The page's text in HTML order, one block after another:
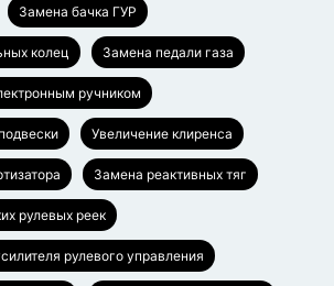
Замена бачка ГУР
колец Замена педали газа
ручником
Увеличение клиренса
Замена реактивных тяг
рулевых реек
рулевого управления